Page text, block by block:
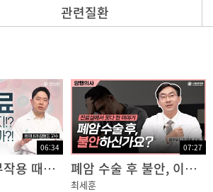
게 설명해 드립니다.
관련질환
06:34
항암치료의 부작용 때문에 치료를 망설이고 계신가요?
07:27
폐암 수술 후 불안, 이렇게 다스리자!
최세훈